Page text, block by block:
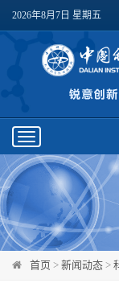
2026年8月7日 星期五
Toggle
navigation
首页 > 新闻动态 >